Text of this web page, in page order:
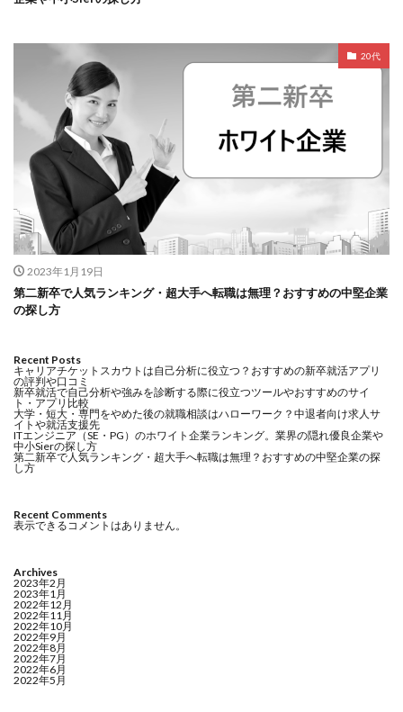
20代
2023年1月19日
第二新卒で人気ランキング・超大手へ転職は無理？おすすめの中堅企業
の探し方
Recent Posts
キャリアチケットスカウトは自己分析に役立つ？おすすめの新卒就活アプリ
の評判や口コミ
新卒就活で自己分析や強みを診断する際に役立つツールやおすすめのサイ
ト・アプリ比較
大学・短大・専門をやめた後の就職相談はハローワーク？中退者向け求人サ
イトや就活支援先
ITエンジニア（SE・PG）のホワイト企業ランキング。業界の隠れ優良企業や
中小Sierの探し方
第二新卒で人気ランキング・超大手へ転職は無理？おすすめの中堅企業の探
し方
Recent Comments
表示できるコメントはありません。
Archives
2023年2月
2023年1月
2022年12月
2022年11月
2022年10月
2022年9月
2022年8月
2022年7月
2022年6月
2022年5月